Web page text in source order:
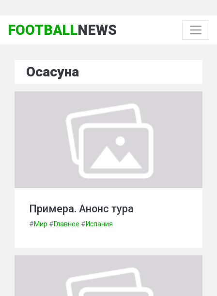
FOOTBALLNEWS
Осасуна
Примера. Анонс тура
#Мир #Главное #Испания